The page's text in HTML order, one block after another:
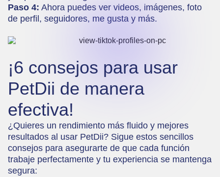
Paso 4: Ahora puedes ver videos, imágenes, foto
de perfil, seguidores, me gusta y más.
¡6 consejos para usar
PetDii de manera
efectiva!
¿Quieres un rendimiento más fluido y mejores
resultados al usar PetDii? Sigue estos sencillos
consejos para asegurarte de que cada función
trabaje perfectamente y tu experiencia se mantenga
segura: